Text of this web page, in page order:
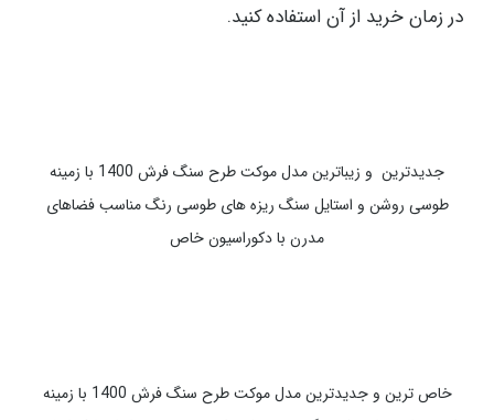
در زمان خرید از آن استفاده کنید.
جدیدترین و زیباترین مدل موکت طرح سنگ فرش 1400 با زمینه
طوسی روشن و استایل سنگ ریزه های طوسی رنگ مناسب فضاهای
مدرن با دکوراسیون خاص